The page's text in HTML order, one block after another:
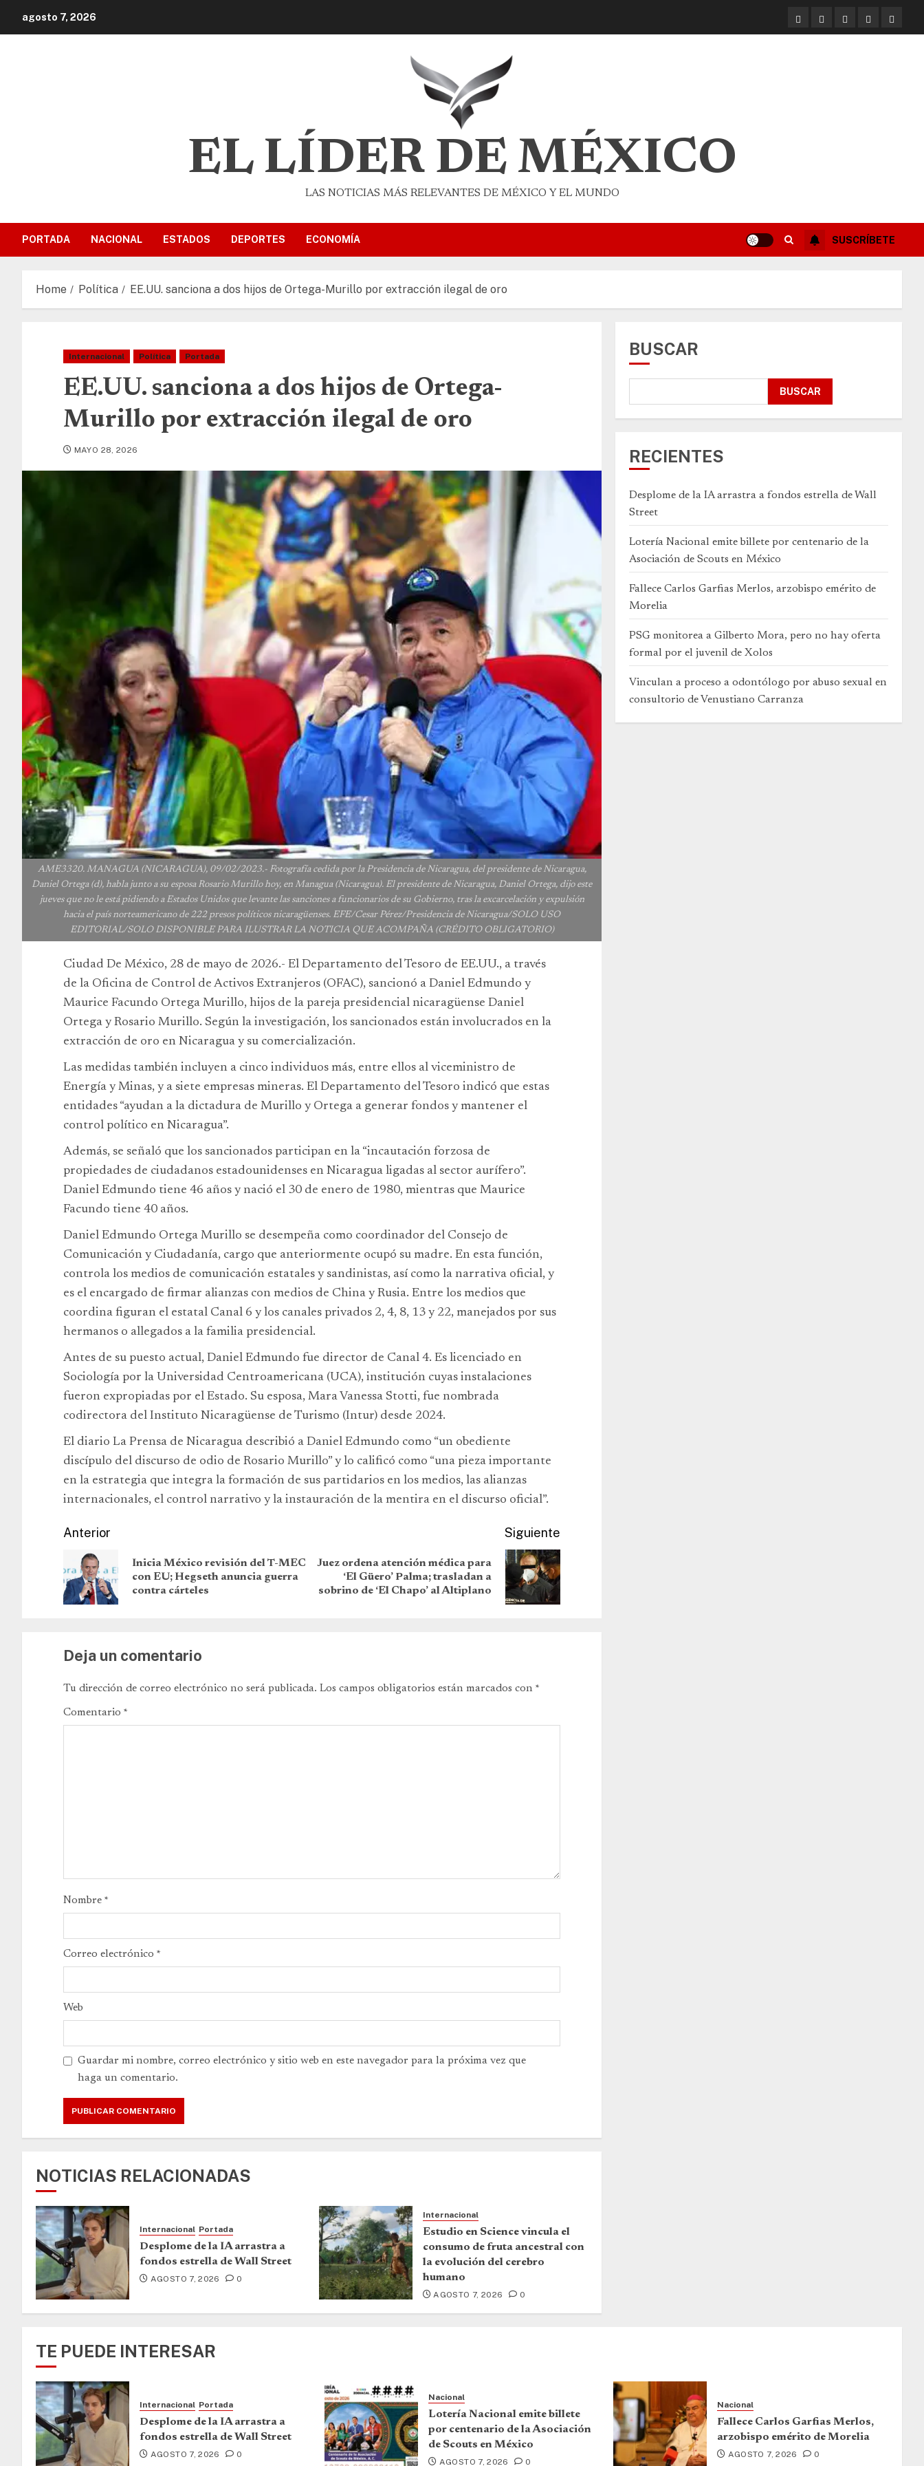
agosto 7, 2026
EL LÍDER DE MÉXICO
LAS NOTICIAS MÁS RELEVANTES DE MÉXICO Y EL MUNDO
PORTADA NACIONAL ESTADOS DEPORTES ECONOMÍA SUSCRÍBETE
Home Política EE.UU. sanciona a dos hijos de Ortega-Murillo por extracción ilegal de oro
Internacional Política Portada
EE.UU. sanciona a dos hijos de Ortega-
Murillo por extracción ilegal de oro
MAYO 28, 2026
AME3320. MANAGUA (NICARAGUA), 09/02/2023.- Fotografía cedida por la Presidencia de Nicaragua, del presidente de Nicaragua,
Daniel Ortega (d), habla junto a su esposa Rosario Murillo hoy, en Managua (Nicaragua). El presidente de Nicaragua, Daniel Ortega, dijo este
jueves que no le está pidiendo a Estados Unidos que levante las sanciones a funcionarios de su Gobierno, tras la excarcelación y expulsión
hacia el país norteamericano de 222 presos políticos nicaragüenses. EFE/Cesar Pérez/Presidencia de Nicaragua/SOLO USO
EDITORIAL/SOLO DISPONIBLE PARA ILUSTRAR LA NOTICIA QUE ACOMPAÑA (CRÉDITO OBLIGATORIO)
Ciudad De México, 28 de mayo de 2026.- El Departamento del Tesoro de EE.UU., a través
de la Oficina de Control de Activos Extranjeros (OFAC), sancionó a Daniel Edmundo y
Maurice Facundo Ortega Murillo, hijos de la pareja presidencial nicaragüense Daniel
Ortega y Rosario Murillo. Según la investigación, los sancionados están involucrados en la
extracción de oro en Nicaragua y su comercialización.
Las medidas también incluyen a cinco individuos más, entre ellos al viceministro de
Energía y Minas, y a siete empresas mineras. El Departamento del Tesoro indicó que estas
entidades “ayudan a la dictadura de Murillo y Ortega a generar fondos y mantener el
control político en Nicaragua”.
Además, se señaló que los sancionados participan en la “incautación forzosa de
propiedades de ciudadanos estadounidenses en Nicaragua ligadas al sector aurífero”.
Daniel Edmundo tiene 46 años y nació el 30 de enero de 1980, mientras que Maurice
Facundo tiene 40 años.
Daniel Edmundo Ortega Murillo se desempeña como coordinador del Consejo de
Comunicación y Ciudadanía, cargo que anteriormente ocupó su madre. En esta función,
controla los medios de comunicación estatales y sandinistas, así como la narrativa oficial, y
es el encargado de firmar alianzas con medios de China y Rusia. Entre los medios que
coordina figuran el estatal Canal 6 y los canales privados 2, 4, 8, 13 y 22, manejados por sus
hermanos o allegados a la familia presidencial.
Antes de su puesto actual, Daniel Edmundo fue director de Canal 4. Es licenciado en
Sociología por la Universidad Centroamericana (UCA), institución cuyas instalaciones
fueron expropiadas por el Estado. Su esposa, Mara Vanessa Stotti, fue nombrada
codirectora del Instituto Nicaragüense de Turismo (Intur) desde 2024.
El diario La Prensa de Nicaragua describió a Daniel Edmundo como “un obediente
discípulo del discurso de odio de Rosario Murillo” y lo calificó como “una pieza importante
en la estrategia que integra la formación de sus partidarios en los medios, las alianzas
internacionales, el control narrativo y la instauración de la mentira en el discurso oficial”.
Anterior
Inicia México revisión del T-MEC
con EU; Hegseth anuncia guerra
contra cárteles
Siguiente
Juez ordena atención médica para
‘El Güero’ Palma; trasladan a
sobrino de ‘El Chapo’ al Altiplano
Deja un comentario
Tu dirección de correo electrónico no será publicada. Los campos obligatorios están marcados con *
Comentario *
Nombre *
Correo electrónico *
Web
Guardar mi nombre, correo electrónico y sitio web en este navegador para la próxima vez que
haga un comentario.
NOTICIAS RELACIONADAS
Internacional Portada
Desplome de la IA arrastra a
fondos estrella de Wall Street
AGOSTO 7, 2026 0
Internacional
Estudio en Science vincula el
consumo de fruta ancestral con
la evolución del cerebro
humano
AGOSTO 7, 2026 0
BUSCAR
BUSCAR
RECIENTES
Desplome de la IA arrastra a fondos estrella de Wall
Street
Lotería Nacional emite billete por centenario de la
Asociación de Scouts en México
Fallece Carlos Garfias Merlos, arzobispo emérito de
Morelia
PSG monitorea a Gilberto Mora, pero no hay oferta
formal por el juvenil de Xolos
Vinculan a proceso a odontólogo por abuso sexual en
consultorio de Venustiano Carranza
TE PUEDE INTERESAR
Internacional Portada
Desplome de la IA arrastra a
fondos estrella de Wall Street
AGOSTO 7, 2026 0
Nacional
Lotería Nacional emite billete
por centenario de la Asociación
de Scouts en México
AGOSTO 7, 2026 0
Nacional
Fallece Carlos Garfias Merlos,
arzobispo emérito de Morelia
AGOSTO 7, 2026 0